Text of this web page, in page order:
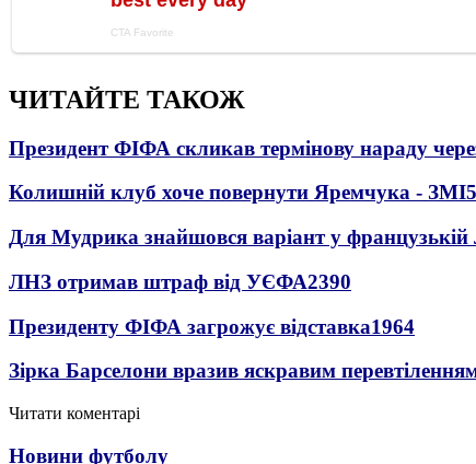
ЧИТАЙТЕ ТАКОЖ
Президент ФІФА скликав термінову нараду
Колишній клуб хоче повернути Яремчука - ЗМІ
Для Мудрика знайшовся варіант у французькій
ЛНЗ отримав штраф від УЄФА2390
Президенту ФІФА загрожує відставка1964
Зірка Барселони вразив яскравим
Читати коментарі
Новини футболу